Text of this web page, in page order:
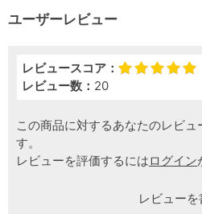
ユーザーレビュー
レビュースコア：
レビュー数： 20
この商品に対するあなたのレビ
す。
レビューを評価するにはログイン
レビューを